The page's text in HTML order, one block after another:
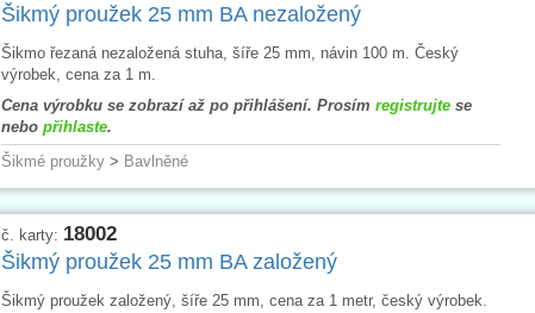
Šikmý proužek 25 mm BA nezaložený
Šikmo řezaná nezaložená stuha, šíře 25 mm, návin 100 m. Český
výrobek, cena za 1 m.
Cena výrobku se zobrazí až po přihlášení. Prosím registrujtese
nebo přihlaste.
Šikmé proužky> Bavlněné
č. karty: 18002
Šikmý proužek 25 mm BA založený
Šikmý proužek založený, šíře 25 mm, cena za 1 metr, český výrobek.